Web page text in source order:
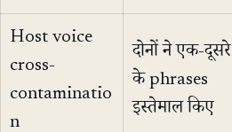
Host voice
cross-
contaminatio
n
दोनों ने एक-दूसरे
के phrases
इस्तेमाल किए